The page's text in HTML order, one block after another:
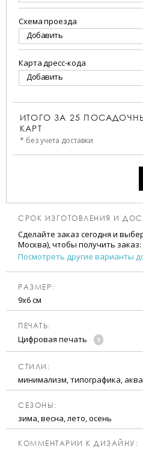
Схема проезда
Добавить
Карта дресс-кода
Добавить
ИТОГО ЗА 25
КАРТ
* без учета доставки
СРОК ИЗГОТОВЛЕНИЯ И
Сделайте заказ сегодня и
Москва), чтобы получить заказ:
Посмотреть другие варианты
РАЗМЕР:
9х6 см
ПЕЧАТЬ:
Цифровая печать
CТИЛИ:
минимализм, типографика,
CЕЗОНЫ:
зима, весна, лето, осень
КОММЕНТАРИИ К ДИЗАЙНУ: